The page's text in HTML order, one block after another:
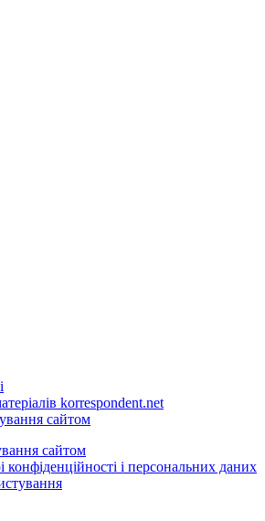
korrespondent.net
сайтом
сайтом
конфіденційності і персональних даних